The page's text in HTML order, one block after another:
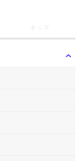
キッズ